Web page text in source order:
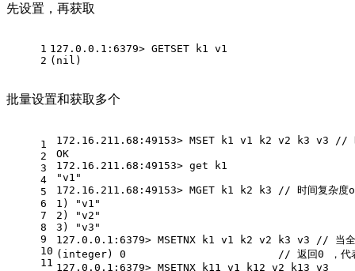
先设置，再获取
1
2
127.0.0.1:6379> GETSET k1 v1
(nil)
批量设置和获取多个
1
2
3
4
5
6
7
8
9
10
11
172.16.211.68:49153> MSET k1 v1 k2 v2 k3 v3 //
OK
172.16.211.68:49153> get k1
"v1"
172.16.211.68:49153> MGET k1 k2 k3 // 时间复杂度
1) "v1"
2) "v2"
3) "v3"
127.0.0.1:6379> MSETNX k1 v1 k2 v2 k3 v3 // 当全部
(integer) 0                        // 返回0 ，代表
127.0.0.1:6379> MSETNX k11 v1 k12 v2 k13 v3